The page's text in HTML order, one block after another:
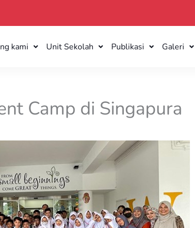
kami Unit Sekolah Publikasi Galeri
Camp di Singapura